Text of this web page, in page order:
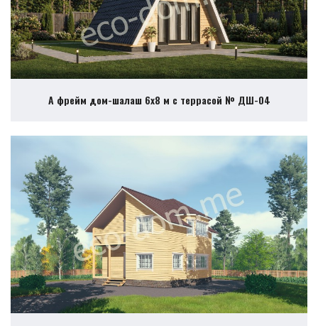
А фрейм дом-шалаш 6х8 м с террасой № ДШ-04